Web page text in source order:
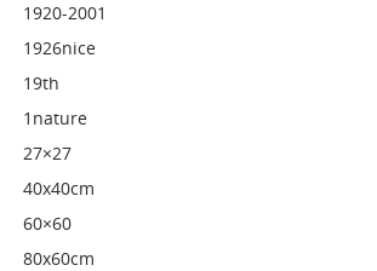
1920-2001
1926nice
19th
1nature
27×27
40x40cm
60×60
80x60cm